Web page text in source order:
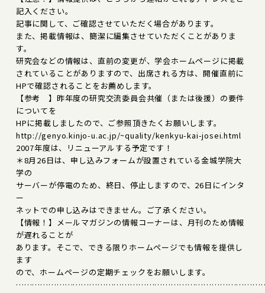
記入ください。
記事に関して、ご確認させていただく場合があります。
また、掲載情報は、簡潔に編集させていただくことがありま
す。
研究会などの情報は、直前の変更が、学会ホームページに掲載
されていることがありますので、出席される方は、開催直前に
HPで確認されることをお薦めします。
【参考 】昨年度の研究交流委員会共催（または後援）の要件
についてを
HPに掲載しましたので、ご参照頂きたくお願いします。
http://genyo.kinjo-u.ac.jp/~quality/kenkyu-kai-josei.html
2007年度は、リニューアルする予定です！
＊8月26日は、申し込みフォームが設置されている金城学院大
学の
サーバーが停電のため、終日、停止しますので、26日にインタ
ー
ネットでの申し込みはできません。ご了承ください。
【情報！】メールマガジンの情報コーナーは、月刊のため情報
が遅れることが
あります。そこで、できる限りホームページでも情報を提供し
ます
ので、ホームページの定期チェックをお願いします。